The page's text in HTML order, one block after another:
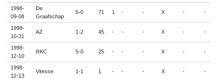
1998-
09-08
De
Graafschap
5-0 71 1 - - X - -
1998-
10-31
AZ 1-2 45 - - - X - -
1998-
12-10
RKC 5-0 25 - - - X - -
1998-
12-13
Vitesse 1-1 1 - - - X - -